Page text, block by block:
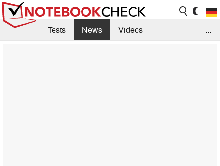
Tests News
Videos
...